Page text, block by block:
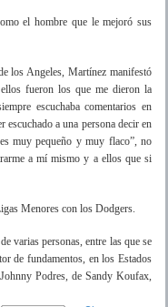
el hombre que le mejoró sus
los Angeles, Martínez manifestó
fueron los que me dieron la
escuchaba comentarios en
escuchado a una persona decir en
muy pequeño y muy flaco”, no
a mí mismo y a ellos que si
Menores con los Dodgers.
varias personas, entre las que se
de fundamentos, en los Estados
Podres, de Sandy Koufax,